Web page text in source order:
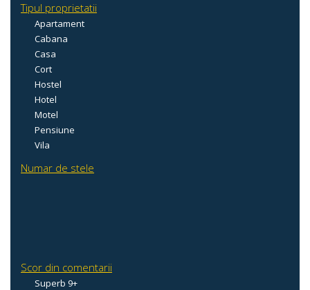
Tipul proprietatii
Apartament
Cabana
Casa
Cort
Hostel
Hotel
Motel
Pensiune
Vila
Numar de stele
Scor din comentarii
Superb 9+